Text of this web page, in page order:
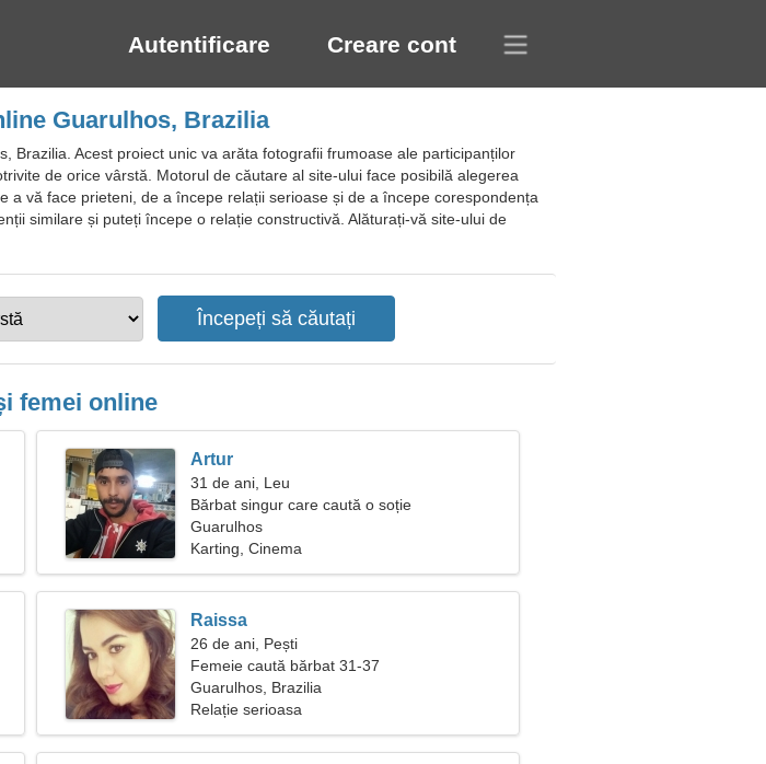
Autentificare Creare cont
Guarulhos, Brazilia
Brazilia. Acest proiect unic va arăta fotografii frumoase ale participanților
de orice vârstă. Motorul de căutare al site-ului face posibilă alegerea
vă face prieteni, de a începe relații serioase și de a începe corespondența
similare și puteți începe o relație constructivă. Alăturați-vă site-ului de
femei online
Artur
31 de ani, Leu
Bărbat singur care caută o soție
Guarulhos
Karting, Cinema
Raissa
26 de ani, Pești
Femeie caută bărbat 31-37
Guarulhos, Brazilia
Relație serioasa